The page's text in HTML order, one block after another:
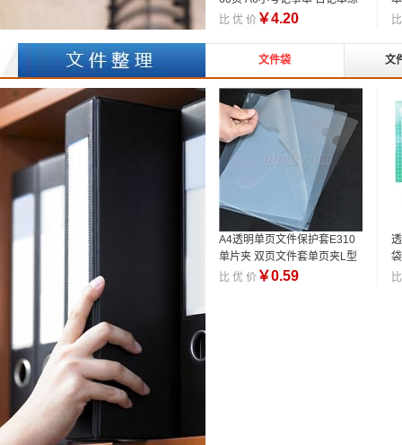
习本子
比 优 价 ￥4.20
文件袋 文
A4透明单页文件保护套E310
单片夹 双页文件套单页夹L型
夹
比 优 价 ￥0.59